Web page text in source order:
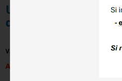
Ultime News
d'Iseo
VARIAZIONE ORARIO DI RACCOLTA
AVVISO ALLA CITTADINANZA